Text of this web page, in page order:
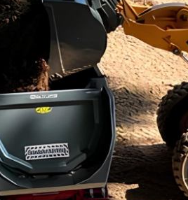
Fahrtage 2023
Fahrtage 2022
Fahrtage 2021
Fahrtage 2020
Fahrtage 2019
Fahrtage 2018
Fahrtage 2017